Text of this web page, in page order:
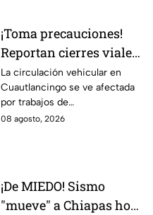
¡Toma precauciones!
Reportan cierres viales
en Cuautlancingo hoy
sábado; vías alternas
La circulación vehicular en
Cuautlancingo se ve afectada
por trabajos de
reencarpetamiento la mañana
08 agosto, 2026
¡De MIEDO! Sismo
"mueve" a Chiapas hoy